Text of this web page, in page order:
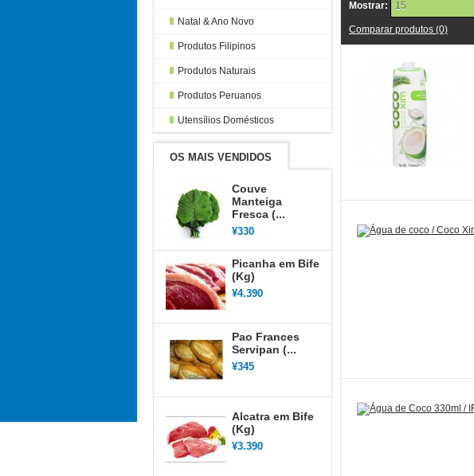
Natal & Ano Novo
Produtos Filipinos
Produtos Naturais
Produtos Peruanos
Utensílios Domésticos
OS MAIS VENDIDOS
Couve
Manteiga
Fresca (...
¥330
Picanha em Bife
(Kg)
¥4.390
Pao Frances
Servipan (...
¥345
Alcatra em Bife
(Kg)
¥3.390
Mostrar: 15
Comparar produtos (0)